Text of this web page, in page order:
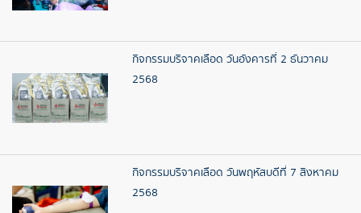
กิจกรรมบริจาคเลือด วันอังคารที่ 2 ธันวาคม
2568
กิจกรรมบริจาคเลือด วันพฤหัสบดีที่ 7 สิงหาคม
2568